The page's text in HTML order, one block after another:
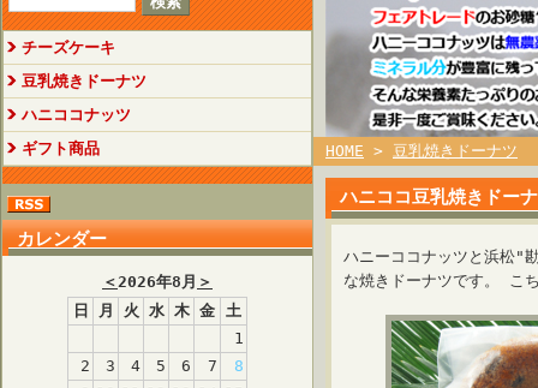
チーズケーキ
豆乳焼きドーナツ
ハニココナッツ
ギフト商品
カレンダー
＜2026年8月 ＞
日
月 火 水 木 金 土
1
2
3 4 5 6 7
8
HOME > 豆乳焼きドーナツ
ハニココ豆乳焼きドー
ハニーココナッツと浜松"
な焼きドーナツです。 こ